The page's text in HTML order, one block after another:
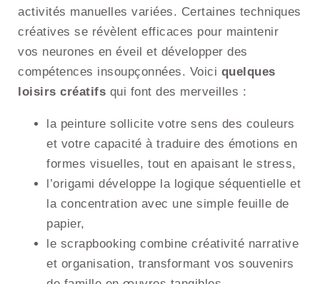
activités manuelles variées. Certaines techniques
créatives se révèlent efficaces pour maintenir
vos neurones en éveil et développer des
compétences insoupçonnées. Voici quelques
loisirs créatifs qui font des merveilles :
la peinture sollicite votre sens des couleurs
et votre capacité à traduire des émotions en
formes visuelles, tout en apaisant le stress,
l’origami développe la logique séquentielle et
la concentration avec une simple feuille de
papier,
le scrapbooking combine créativité narrative
et organisation, transformant vos souvenirs